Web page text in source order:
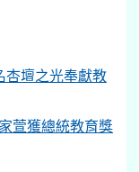
杏壇之光奉獻教
萱獲總統教育獎